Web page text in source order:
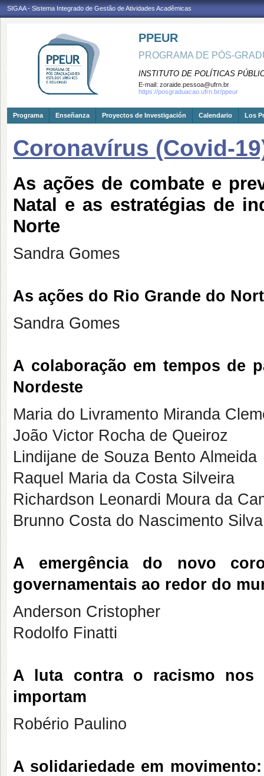
SIGAA - Sistema Integrado de Gestão de Atividades Acadêmicas
PPEUR
PROGRAMA DE PÓS-
INSTITUTO DE POLÍTICAS
E-mail: zoraide.pessoa@ufrn.br
https://posgraduacao.ufrn.br/ppeur
Programa Enseñanza Proyectos de Investigación Calendario Los
Coronavírus (Covid-
As ações de combate e
Natal e as estratégias de
Norte
Sandra Gomes
As ações do Rio Grande do
Sandra Gomes
A colaboração em tempos de
Nordeste
Maria do Livramento Miranda
João Victor Rocha de Queiroz
Lindijane de Souza Bento Almeida
Raquel Maria da Costa Silveira
Richardson Leonardi Moura da
Brunno Costa do Nascimento Silva
A emergência do novo
governamentais ao redor do
Anderson Cristopher
Rodolfo Finatti
A luta contra o racismo nos
importam
Robério Paulino
A solidariedade em